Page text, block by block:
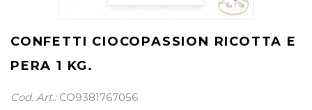
CONFETTI CIOCOPASSION RICOTTA E
PERA 1 KG.
Cod. Art.: CO9381767056